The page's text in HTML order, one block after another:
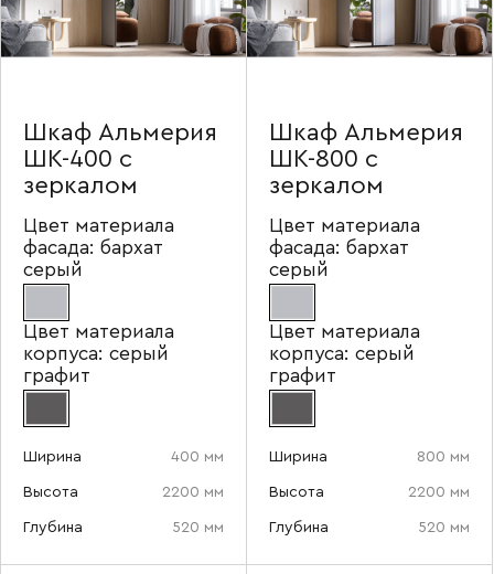
Шкаф Альмерия
ШК-400 с
зеркалом
Цвет материала
фасада: бархат
серый
Цвет материала
корпуса: серый
графит
Ширина 400 мм
Высота 2200 мм
Глубина 520 мм
Шкаф Альмерия
ШК-800 с
зеркалом
Цвет материала
фасада: бархат
серый
Цвет материала
корпуса: серый
графит
Ширина 800 мм
Высота 2200 мм
Глубина 520 мм
Отправить
и обработкой данных.